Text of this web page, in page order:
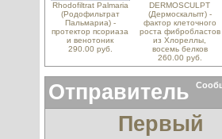
Rhodofiltrat Palmaria
(Родофильтрат
Пальмариа) -
протектор псориаза
и венотоник
290.00 руб.
DERMOSCULPT
(Дермоскальпт) -
фактор клеточного
роста фибробластов
из Хлореллы,
восемь белков
260.00 руб.
Отправитель
Первый